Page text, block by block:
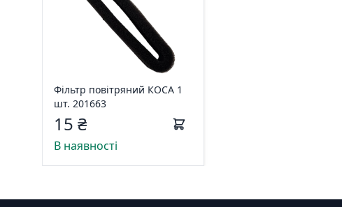
Фільтр повітряний КОСА 1
шт. 201663
15 ₴
В наявності